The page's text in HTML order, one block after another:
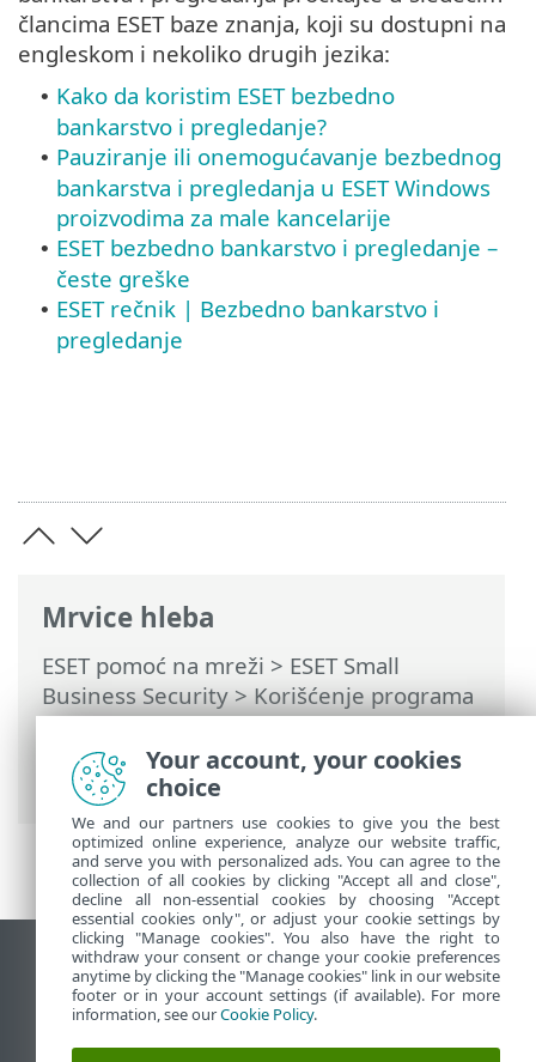
Mrvice hleba
ESET pomoć na mreži > ESET Small
Business Security>Korišćenje programa
ESET Small Business Security>
Podešavanje>Bezbednosne alatke>
Bezbedno bankarstvo i pregledanje
člancima ESET baze znanja, koji su dostupni na
engleskom i nekoliko drugih jezika:
• Kako da koristim ESET bezbedno
bankarstvo i pregledanje?
• Pauziranje ili onemogućavanje bezbednog
bankarstva i pregledanja u ESET Windows
proizvodima za male kancelarije
• ESET bezbedno bankarstvo i pregledanje –
česte greške
• ESET rečnik | Bezbedno bankarstvo i
pregledanje
Prikaži lokaciju za računare
End of Life
ESET Forum
Your account, your cookies
choice
We and our partners use cookies to give you the best
optimized online experience, analyze our website traffic,
and serve you with personalized ads. You can agree to the
collection of all cookies by clicking "Accept all and close",
decline all non-essential cookies by choosing "Accept
essential cookies only", or adjust your cookie settings by
clicking "Manage cookies". You also have the right to
withdraw your consent or change your cookie preferences
anytime by clicking the "Manage cookies" link in our website
footer or in your account settings (if available). For more
information, see ourCookie Policy.